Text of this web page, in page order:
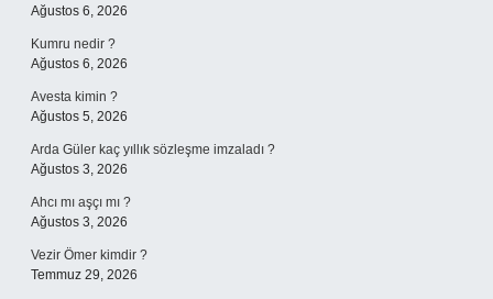
Ağustos 6, 2026
Kumru nedir ?
Ağustos 6, 2026
Avesta kimin ?
Ağustos 5, 2026
Arda Güler kaç yıllık sözleşme imzaladı ?
Ağustos 3, 2026
Ahcı mı aşçı mı ?
Ağustos 3, 2026
Vezir Ömer kimdir ?
Temmuz 29, 2026